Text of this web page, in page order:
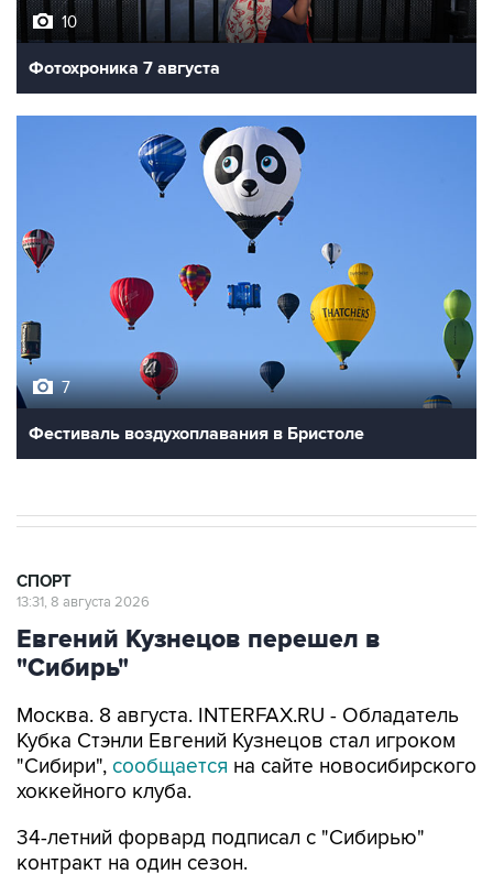
10
Фотохроника 7 августа
7
Фестиваль воздухоплавания в Бристоле
СПОРТ
13:31, 8 августа 2026
Евгений Кузнецов перешел в
"Сибирь"
Москва. 8 августа. INTERFAX.RU - Обладатель
Кубка Стэнли Евгений Кузнецов стал игроком
"Сибири", сообщается на сайте новосибирского
хоккейного клуба.
34-летний форвард подписал с "Сибирью"
контракт на один сезон.